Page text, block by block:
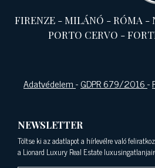
FIRENZE-MILÁNÓ -RÓMA -
PORTO CERVO -
Adatvédelem-GDPR 679/2016-
NEWSLETTER
Töltse ki az adatlapot a hírlevélre való
a Lionard Luxury Real Estate